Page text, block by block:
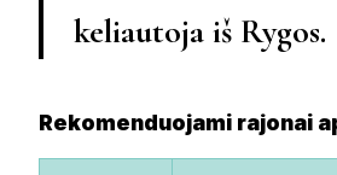
keliautoja iš Rygos.
Rekomenduojami rajonai